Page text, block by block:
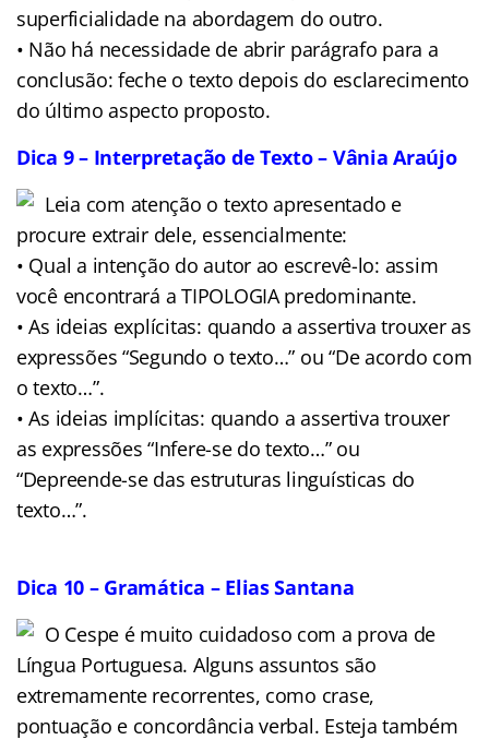
superficialidade na abordagem do outro.
• Não há necessidade de abrir parágrafo para a
conclusão: feche o texto depois do esclarecimento
do último aspecto proposto.
Dica 9 – Interpretação de Texto – Vânia Araújo
Leia com atenção o texto apresentado e
procure extrair dele, essencialmente:
• Qual a intenção do autor ao escrevê-lo: assim
você encontrará a TIPOLOGIA predominante.
• As ideias explícitas: quando a assertiva trouxer as
expressões “Segundo o texto…” ou “De acordo com
o texto…”.
• As ideias implícitas: quando a assertiva trouxer
as expressões “Infere-se do texto…” ou
“Depreende-se das estruturas linguísticas do
texto…”.
Dica 10 – Gramática – Elias Santana
O Cespe é muito cuidadoso com a prova de
Língua Portuguesa. Alguns assuntos são
extremamente recorrentes, como crase,
pontuação e concordância verbal. Esteja também